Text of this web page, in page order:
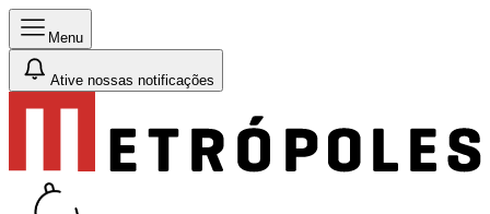
Menu
Ative nossas notificações